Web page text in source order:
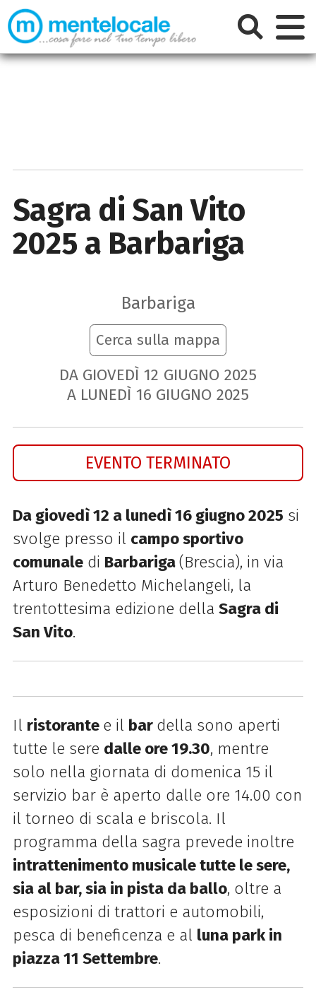
Sagra di San Vito
2025 a Barbariga
Barbariga
Cerca sulla mappa
DA GIOVEDÌ 12 GIUGNO 2025
A LUNEDÌ 16 GIUGNO 2025
EVENTO TERMINATO
Da giovedì 12 a lunedì 16 giugno 2025 si
svolge presso il campo sportivo
comunaledi Barbariga(Brescia), in via
Arturo Benedetto Michelangeli, la
trentottesima edizione della Sagra di
San Vito.
Il ristorante e il bar della sono aperti
tutte le sere dalle ore 19.30, mentre
solo nella giornata di domenica 15 il
servizio bar è aperto dalle ore 14.00 con
il torneo di scala e briscola. Il
programma della sagra prevede inoltre
intrattenimento musicale tutte le sere,
sia al bar, sia in pista da ballo, oltre a
esposizioni di trattori e automobili,
pesca di beneficenza e al luna park in
piazza 11 Settembre.